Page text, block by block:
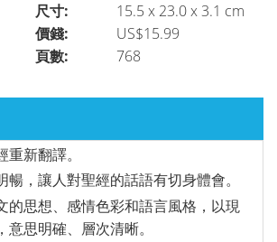
►
►
尺寸:
15.5 x 23.0 x 3.1 cm
價錢:
US$15.99
頁數:
768
新翻譯。
暢，讓人對聖經的話語有切身體會。
的思想、感情色彩和語言風格，以現
意思明確、層次清晰。